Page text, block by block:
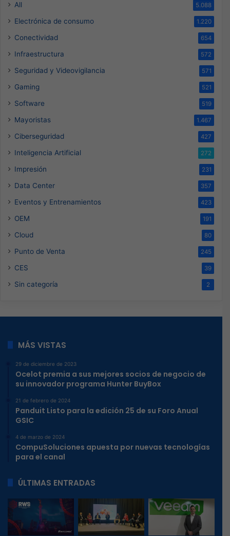
All 5.088
Electrónica de consumo 1.220
Conectividad 654
Infraestructura 572
Seguridad y Videovigilancia 571
Gaming 521
Software 519
Mayoristas 1.467
Ciberseguridad 427
Inteligencia Artificial 272
Impresión 231
Data Center 357
Eventos y Entrenamientos 423
OEM 191
Cloud 80
Punto de Venta 245
CES 39
Sin categoría 2
MÁS VISTAS
29 de diciembre de 2023
Ocelot premia a sus mejores socios de negocio de
su innovador programa Hunter BuyBox
21 de febrero de 2024
Panduit Listo para la edición 25 de su Foro Anual
GSIC
4 de marzo de 2024
CompuSoluciones apuesta por nuevas tecnologías
para el canal
ÚLTIMAS ENTRADAS